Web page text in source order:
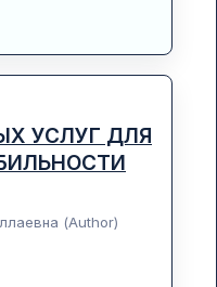
УСЛУГ ДЛЯ
(Author)